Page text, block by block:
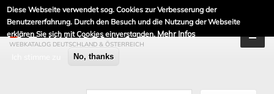
Diese Webseite verwendet sog. Cookies zur Verbesserung der
Benutzererfahrung. Durch den Besuch und die Nutzung der Webseite
erklären Sie sich mit Cookies einverstanden. Mehr Infos
No, thanks
DE-LINKLISTE.DE
WEBKATALOG DEUTSCHLAND & ÖSTERREICH